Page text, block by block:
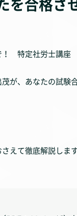
を合格
！ 特定社労士講座
が、あなたの試験
えて徹底解説しま